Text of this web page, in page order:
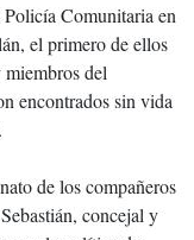
Comunitaria en
el primero de ellos
del
encontrados sin vida
de los compañeros
concejal y